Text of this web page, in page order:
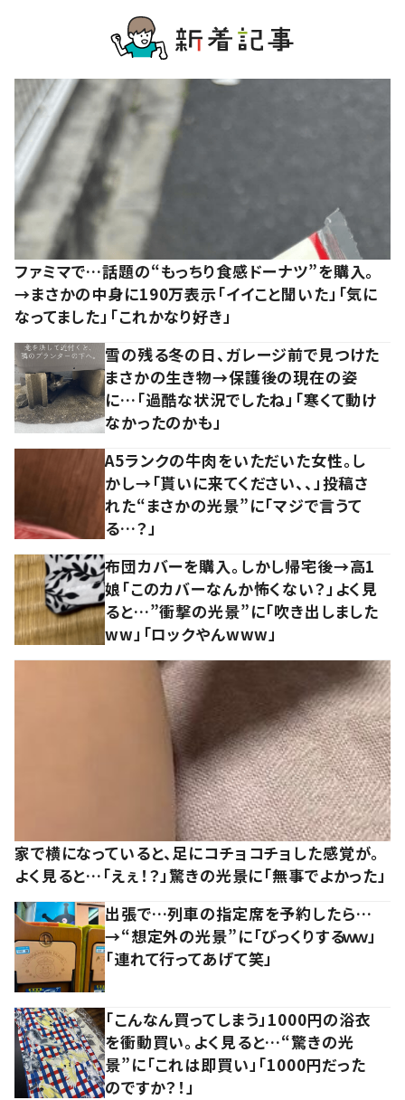
ファミマで…話題の“もっちり食感ドーナツ”を購入。
→まさかの中身に190万表示「イイこと聞いた」「気に
なってました」「これかなり好き」
雪の残る冬の日、ガレージ前で見つけた
まさかの生き物→保護後の現在の姿
に…「過酷な状況でしたね」「寒くて動け
なかったのかも」
A5ランクの牛肉をいただいた女性。し
かし→「貰いに来てください、、」投稿さ
れた“まさかの光景”に「マジで言うて
る…？」
布団カバーを購入。しかし帰宅後→高1
娘「このカバーなんか怖くない？」よく見
ると…”衝撃の光景”に「吹き出しました
ww」「ロックやんwww」
家で横になっていると、足にコチョコチョした感覚が。
よく見ると…「えぇ！？」驚きの光景に「無事でよかった」
出張で…列車の指定席を予約したら…
→“想定外の光景”に「びっくりするｗｗ」
「連れて行ってあげて笑」
「こんなん買ってしまう」1000円の浴衣
を衝動買い。よく見ると…“驚きの光
景”に「これは即買い」「1000円だった
のですか？！」